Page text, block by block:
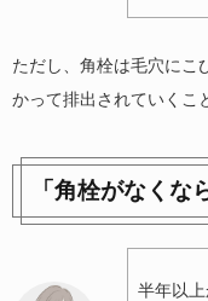
ただし、角栓は毛穴にこ
かって排出されていくこ
「角栓がなくな
半年以